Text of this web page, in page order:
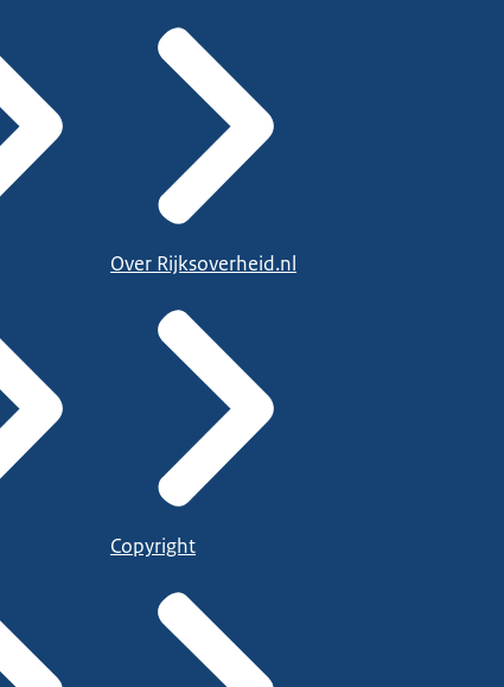
Over Rijksoverheid.nl
Copyright